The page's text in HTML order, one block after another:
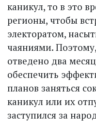
каникул, то в это
регионы, чтобы
электоратом,
чаяниями.
отведено два
обеспечить
планов заняться
каникул или их
заступился за